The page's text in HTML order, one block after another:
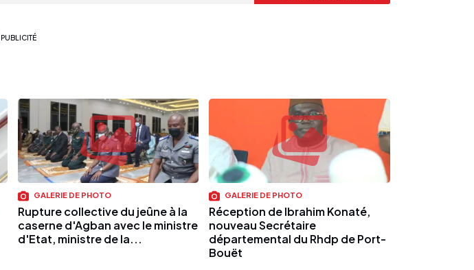
PUBLICITÉ
GALERIE DE PHOTO
Rupture collective du jeûne à la
caserne d'Agban avec le ministre
d'Etat, ministre de la...
GALERIE DE PHOTO
Réception de Ibrahim Konaté,
nouveau Secrétaire
départemental du Rhdp de Port-
Bouët